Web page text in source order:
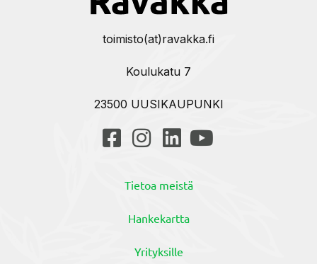
toimisto(at)ravakka.fi
Koulukatu 7
23500 UUSIKAUPUNKI
Tietoa meistä
Hankekartta
Yrityksille